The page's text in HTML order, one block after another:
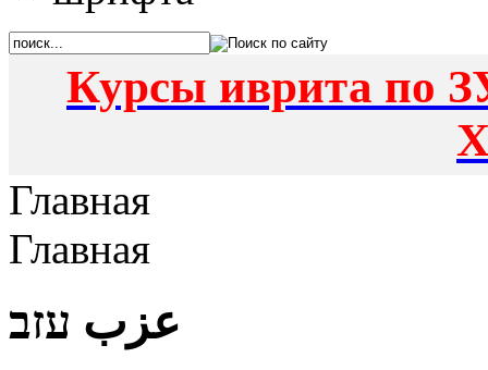
Курсы иврита по
Главная
Главная
عزب עזב